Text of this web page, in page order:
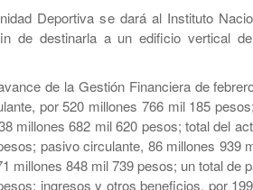
Deportiva se dará al Instituto
de destinarla a un edificio vertical
de la Gestión Financiera de
por 520 millones 766 mil 185
millones 682 mil 620 pesos; total del
pasivo circulante, 86 millones 939
millones 848 mil 739 pesos; un total de
ingresos y otros beneficios, por